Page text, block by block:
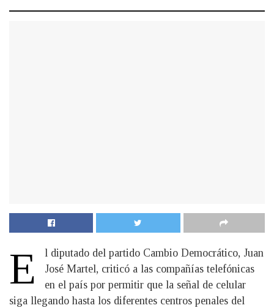
E
l diputado del partido Cambio Democrático, Juan
José Martel, criticó a las compañías telefónicas
en el país por permitir que la señal de celular
siga llegando hasta los diferentes centros penales del